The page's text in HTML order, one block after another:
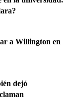
a Willington en
dejó